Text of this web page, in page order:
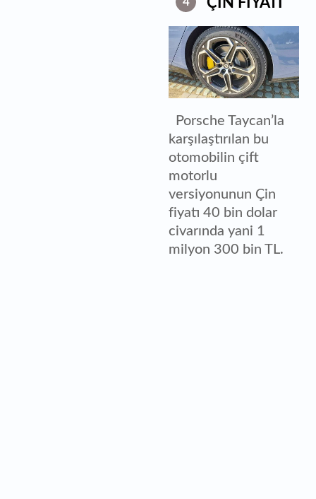
Porsche Taycan’la
karşılaştırılan bu
otomobilin çift
motorlu
versiyonunun Çin
fiyatı 40 bin dolar
civarında yani 1
milyon 300 bin TL.